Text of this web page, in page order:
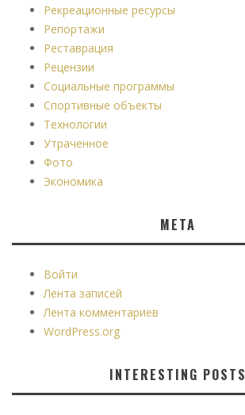
Рекреационные ресурсы
Репортажи
Реставрация
Рецензии
Социальные программы
Спортивные объекты
Технологии
Утраченное
Фото
Экономика
МЕТА
Войти
Лента записей
Лента комментариев
WordPress.org
INTERESTING POSTS